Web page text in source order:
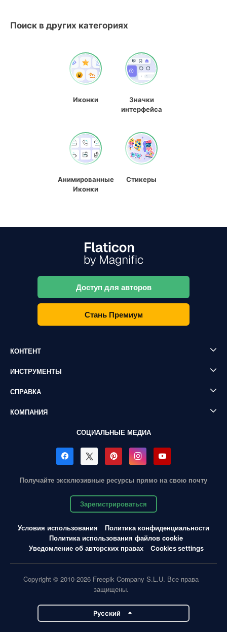
Поиск в других категориях
Иконки
Значки
интерфейса
Анимированные
Иконки
Стикеры
Доступ для авторов
Стань Премиум
КОНТЕНТ
ИНСТРУМЕНТЫ
СПРАВКА
КОМПАНИЯ
СОЦИАЛЬНЫЕ МЕДИА
Получайте эксклюзивные ресурсы прямо на свою почту
Зарегистрироваться
Условия использования
Политика конфиденциальности
Политика использования файлов cookie
Уведомление об авторских правах
Cookies settings
Copyright © 2010-2026 Freepik Company S.L.U. Все права
защищены.
Pусский